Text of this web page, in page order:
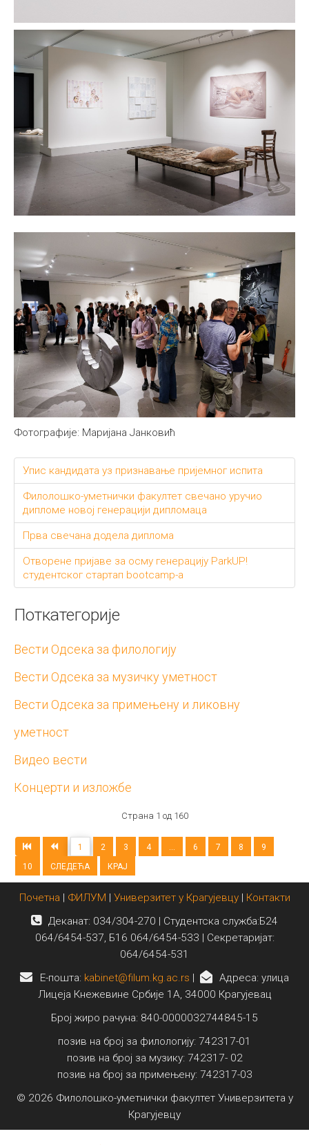
Фотографије: Маријана Јанковић
Упис кандидата уз признавање пријемног испита
Филолошко-уметнички факултет свечано уручио
дипломе новој генерацији дипломаца
Прва свечана додела диплома
Отворене пријаве за осму генерацију ParkUP!
студентског стартап bootcamp-а
Поткатегорије
Вести Одсека за филологију
Вести Одсека за музичку уметност
Вести Одсека за примењену и ликовну
уметност
Видео вести
Концерти и изложбе
Страна 1 од 160
1 2 3 4 ... 6 7 8
9
10
СЛЕДЕЋА КРАЈ
Почетна | ФИЛУМ | Универзитет у Крагујевцу| Контакти
Деканат: 034/304-270 | Студентска служба:Б24
064/6454-537, Б16 064/6454-533 | Секретаријат:
064/6454-531
E-пошта: kabinet@filum.kg.ac.rs |
Адреса: улица
Лицеја Кнежевине Србије 1А, 34000 Крагујевац
Број жиро рачуна: 840-0000032744845-15
позив на број за филологију: 742317-01
позив на број за музику: 742317- 02
позив на број за примењену: 742317-03
© 2026 Филолошко-уметнички факултет Универзитета у
Крагујевцу